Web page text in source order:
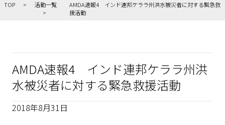
TOP 活動一覧
AMDA速報4 インド連邦ケララ州洪水被災者に対する緊急救
援活動
AMDA速報4 インド連邦ケララ州洪
水被災者に対する緊急救援活動
2018年8月31日